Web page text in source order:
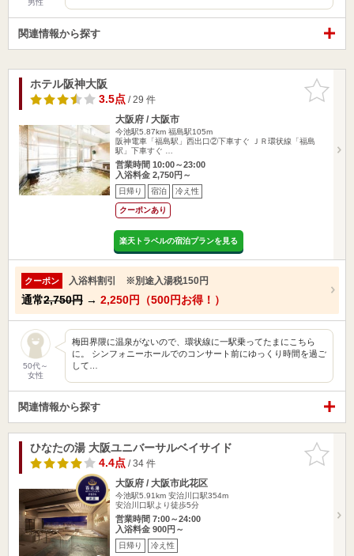
男性
関連情報から探す
お気に入
りに追加
ホテル阪神大阪
3.5点/ 29 件
大阪府 / 大阪市
今池駅5.87km 福島駅105m
阪神電車「福島駅」西出口②下車すぐ ＪＲ環状線「福島
駅」下車すぐ …
営業時間 10:00～23:00
入浴料金 2,750円～
日帰り 宿泊 冷え性
クーポンあり
楽天トラベルの宿泊プランを見る
クーポン 入浴料割引 ※別途入湯税150円
通常2,750円 → 2,250円（500円お得！）
50代～
女性
梅田界隈に温泉がないので、環状線に一駅乗ってたまにこちら
に。 シンフォニーホールでのコンサート前にゆっくり時間を過ご
して…
関連情報から探す
お気に入
りに追加
ひなたの湯 大阪ユニバーサルベイサイド
4.4点/ 34 件
大阪府 / 大阪市此花区
今池駅5.91km 安治川口駅354m
安治川口駅より徒歩5分
営業時間 7:00～24:00
入浴料金 900円～
日帰り 冷え性